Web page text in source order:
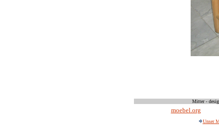
Mitter -
moebel.org
Unser